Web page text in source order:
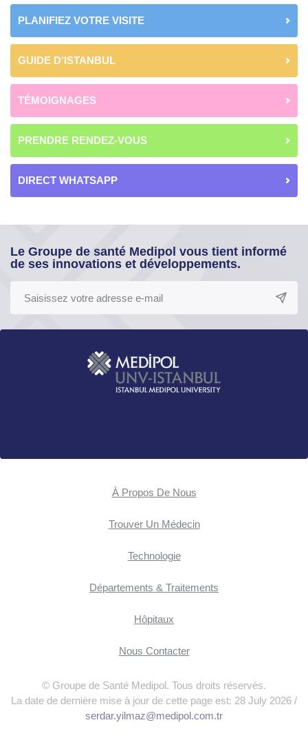
PLANIFIEZ VOTRE VISITE
GUIDE D'ISTANBUL
TÉMOIGNAGES
PRENDRE RENDEZ-VOUS
DIRECT WHATSAPP
Le Groupe de santé Medipol vous tient informé
de ses innovations et développements.
À Propos De Nous
Trouver Un Médecin
Technologie
Départements & Traitements
Hôpitaux
Nous Contacter
© Groupe de Santé Medipol. Tous droits réservés.
La date de dernière mise à jour de cette page est: 28 July 2026 /
serdar.yilmaz@medipol.com.tr